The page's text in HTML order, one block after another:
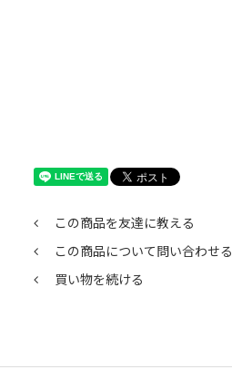
この商品を友達に教える
この商品について問い合わせる
買い物を続ける